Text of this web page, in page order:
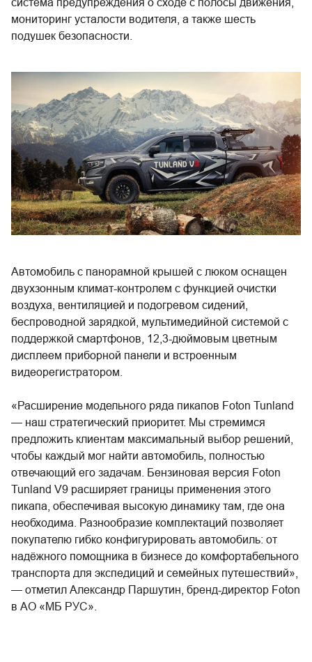
мониторинг усталости водителя, а также шесть
подушек безопасности.
Автомобиль с панорамной крышей с люком оснащен
двухзонным климат-контролем с функцией очистки
воздуха, вентиляцией и подогревом сидений,
беспроводной зарядкой, мультимедийной системой с
поддержкой смартфонов, 12,3-дюймовым цветным
дисплеем приборной панели и встроенным
видеорегистратором.
«Расширение модельного ряда пикапов Foton Tunland
— наш стратегический приоритет. Мы стремимся
предложить клиентам максимальный выбор решений,
чтобы каждый мог найти автомобиль, полностью
отвечающий его задачам. Бензиновая версия Foton
Tunland V9 расширяет границы применения этого
пикапа, обеспечивая высокую динамику там, где она
необходима. Разнообразие комплектаций позволяет
покупателю гибко конфигурировать автомобиль: от
надёжного помощника в бизнесе до комфортабельного
транспорта для экспедиций и семейных путешествий»,
— отметил Александр Паршутин, бренд-директор Foton
в АО «МБ РУС».